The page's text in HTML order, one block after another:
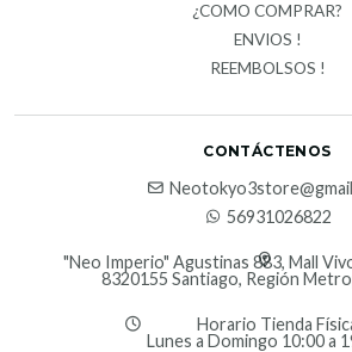
¿COMO COMPRAR?
ENVIOS !
REEMBOLSOS !
CONTÁCTENOS
56931026822
"Neo Imperio" Agustinas 883, Mall
8320155 Santiago, Región
Horario Tienda
Lunes a Domingo 10:00 a